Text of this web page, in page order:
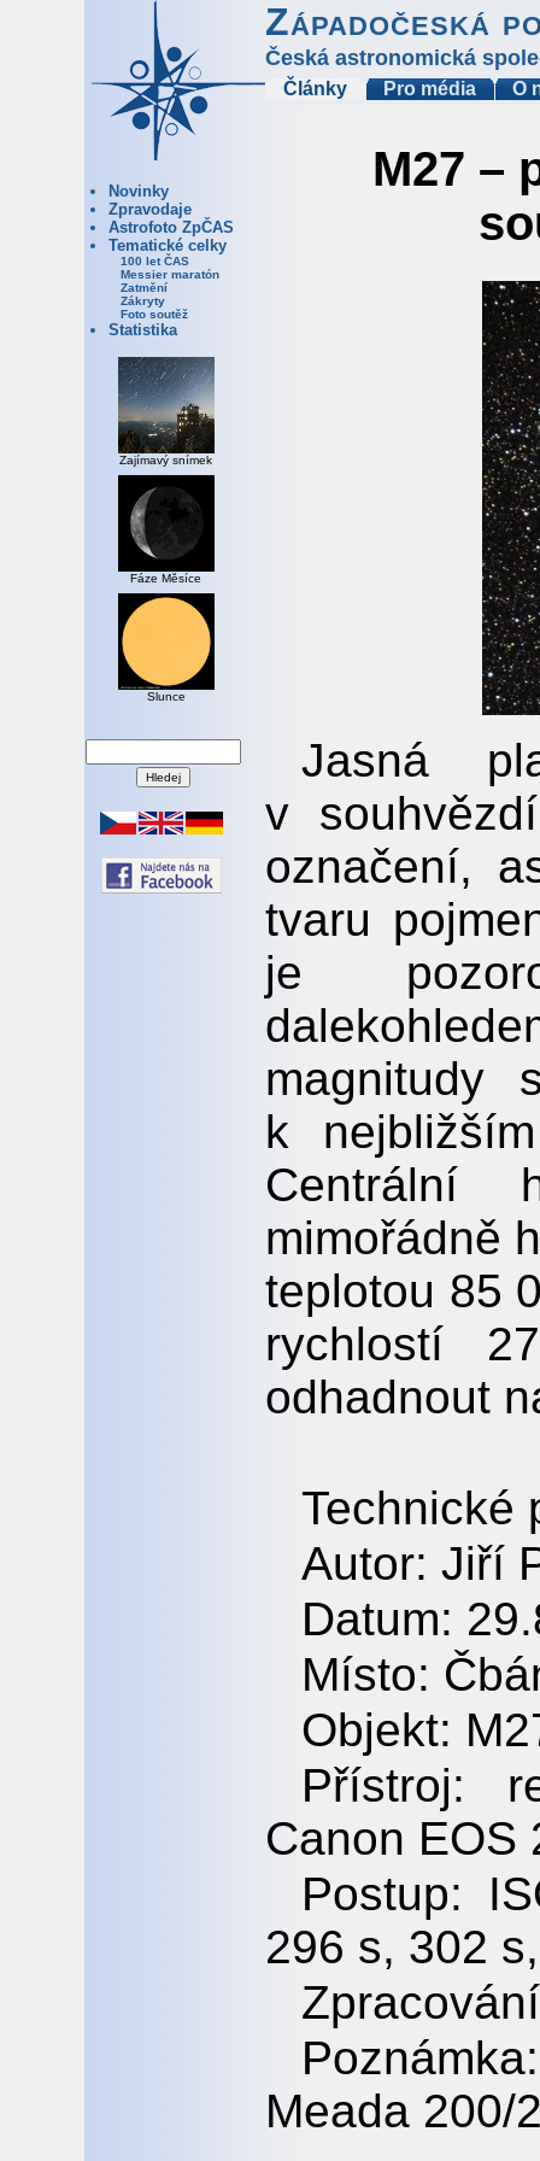
Západočeská
Česká astronomická
Články Pro média O
Novinky
Zpravodaje
Astrofoto ZpČAS
Tematické celky
100 let ČAS
Messier maratón
Zatmění
Zákryty
Foto soutěž
Statistika
Zajímavý snímek
Fáze Měsíce
Slunce
M27 –
Jasná
v
označení,
tvaru
je
k
Centrální
mimořádně
teplotou 85
rychlostí
odhadnout
Technické
Autor: Jiří
Datum:
Místo:
Objekt:
Přístroj:
Canon EOS
Postup:
296 s, 302
Meada 200/